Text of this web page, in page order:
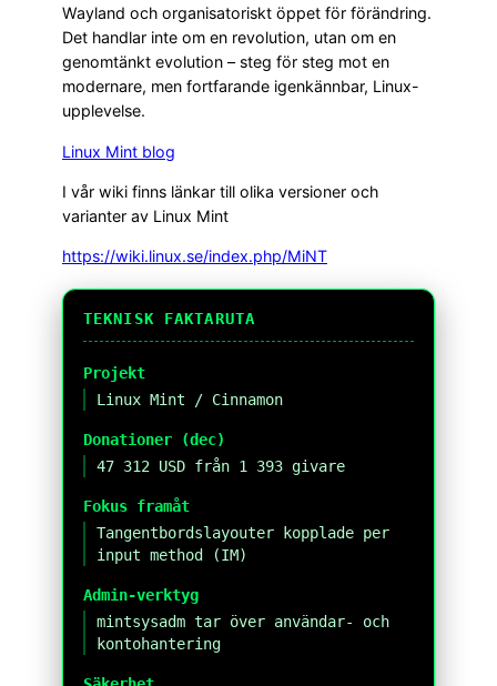
Wayland och organisatoriskt öppet för förändring.
Det handlar inte om en revolution, utan om en
genomtänkt evolution – steg för steg mot en
modernare, men fortfarande igenkännbar, Linux-
upplevelse.
Linux Mint blog
I vår wiki finns länkar till olika versioner och
varianter av Linux Mint
https://wiki.linux.se/index.php/MiNT
TEKNISK FAKTARUTA
Projekt
Linux Mint / Cinnamon
Donationer (dec)
47 312 USD från 1 393 givare
Fokus framåt
Tangentbordslayouter kopplade per
input method (IM)
Admin-verktyg
mintsysadm tar över användar- och
kontohantering